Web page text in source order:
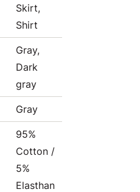
Skirt,
Shirt
Gray,
Dark
gray
Gray
95%
Cotton /
5%
Elasthan